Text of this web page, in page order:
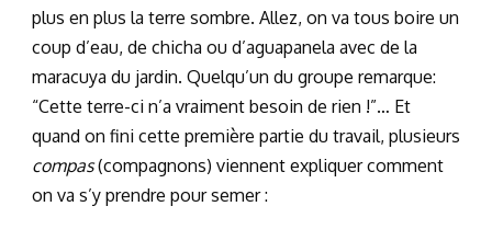
plus en plus la terre sombre. Allez, on va tous boire un
coup d’eau, de chicha ou d’aguapanela avec de la
maracuya du jardin. Quelqu’un du groupe remarque:
“Cette terre-ci n’a vraiment besoin de rien !”… Et
quand on fini cette première partie du travail, plusieurs
compas(compagnons) viennent expliquer comment
on va s’y prendre pour semer :